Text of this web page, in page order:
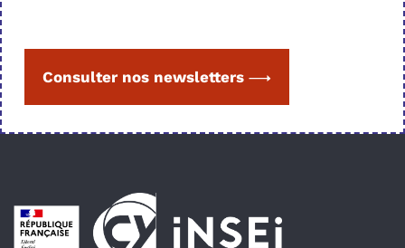
Consulter nos newsletters
Pied de page